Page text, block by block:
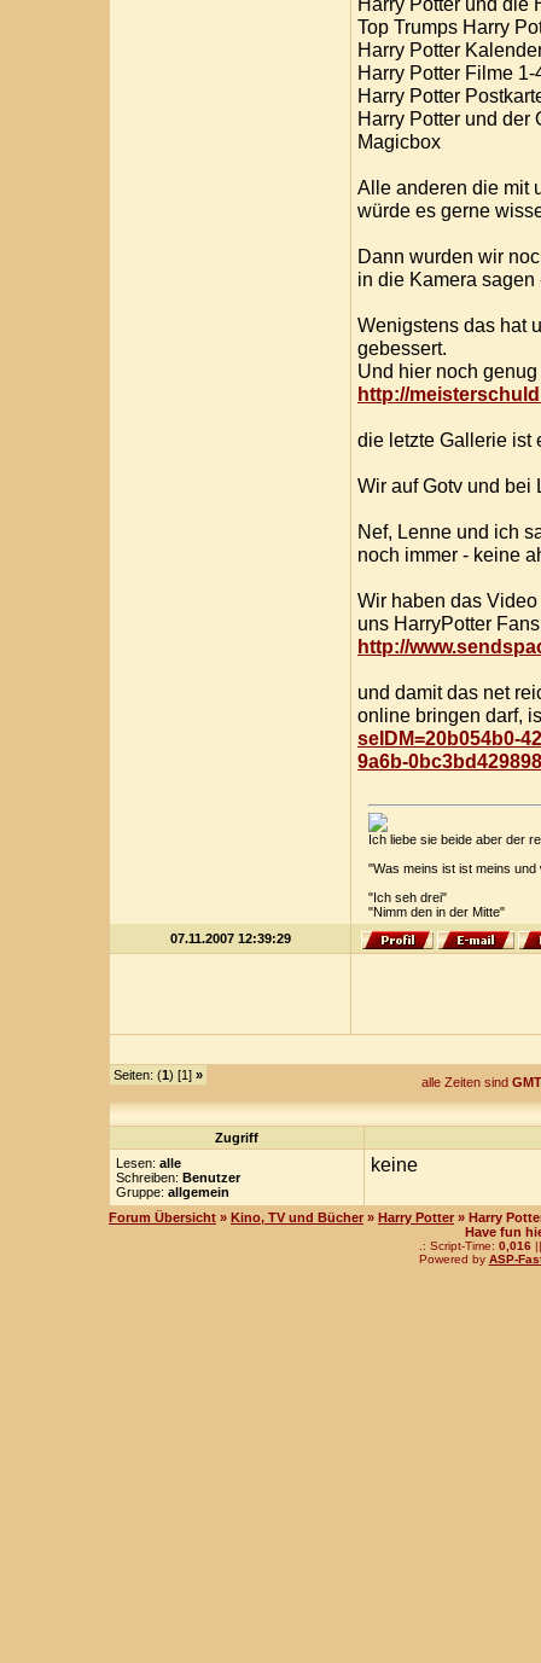
Top Trumps Harry
Harry Potter
Harry Potter Filme 1-
Harry Potter
Harry Potter und der
Magicbox
Alle anderen die mit
würde es gerne
Dann wurden wir
in die Kamera
Wenigstens das hat
gebessert.
Und hier noch
http://
die letzte Gallerie ist
Wir auf Gotv und bei
Nef, Lenne und ich
noch immer - keine
Wir haben das
uns HarryPotter
http://
und damit das net
online bringen darf,
seIDM=20b054b0-
9a6b-0bc3bd429898
Ich liebe sie beide aber der
"Was meins ist ist meins
"Ich seh drei"
"Nimm den in der Mitte"
07.11.2007 12:39:29
Seiten: (1) [1] » alle Zeiten sind
Zugriff
Lesen: alle
Schreiben: Benutzer
Gruppe: allgemein
keine
Forum Übersicht » Kino, TV und Bücher » Harry Potter » Harry
Have fun
.: Script-Time: 0,016||
Powered by ASP-